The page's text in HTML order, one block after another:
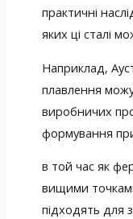
практичні
яких ці сталі
Наприклад,
плавлення
виробничих
формування
в той час як
вищими
підходять для